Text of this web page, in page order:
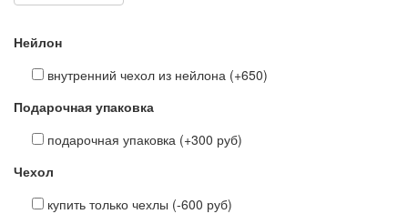
Нейлон
внутренний чехол из нейлона (+650)
Подарочная упаковка
подарочная упаковка (+300 руб)
Чехол
купить только чехлы (-600 руб)